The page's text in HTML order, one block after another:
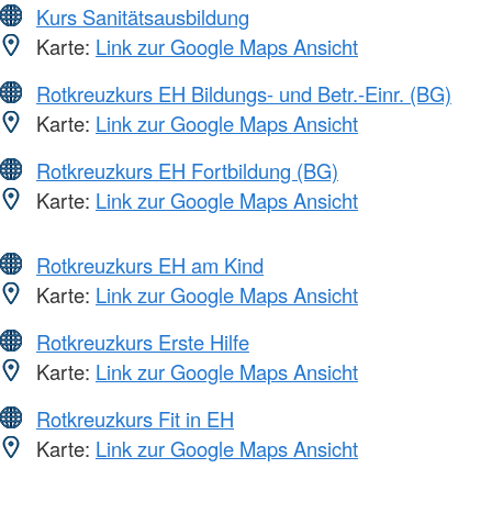
Kurs Sanitätsausbildung
Karte: Link zur Google Maps Ansicht
Rotkreuzkurs EH Bildungs- und Betr.-Einr. (BG)
Karte: Link zur Google Maps Ansicht
Rotkreuzkurs EH Fortbildung (BG)
Karte: Link zur Google Maps Ansicht
Rotkreuzkurs EH am Kind
Karte: Link zur Google Maps Ansicht
Rotkreuzkurs Erste Hilfe
Karte: Link zur Google Maps Ansicht
Rotkreuzkurs Fit in EH
Karte: Link zur Google Maps Ansicht